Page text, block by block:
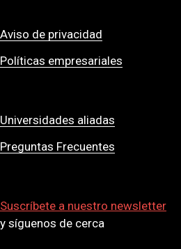
Aviso de privacidad
Políticas empresariales
Universidades aliadas
Preguntas Frecuentes
Suscríbete a nuestro newsletter
y síguenos de cerca